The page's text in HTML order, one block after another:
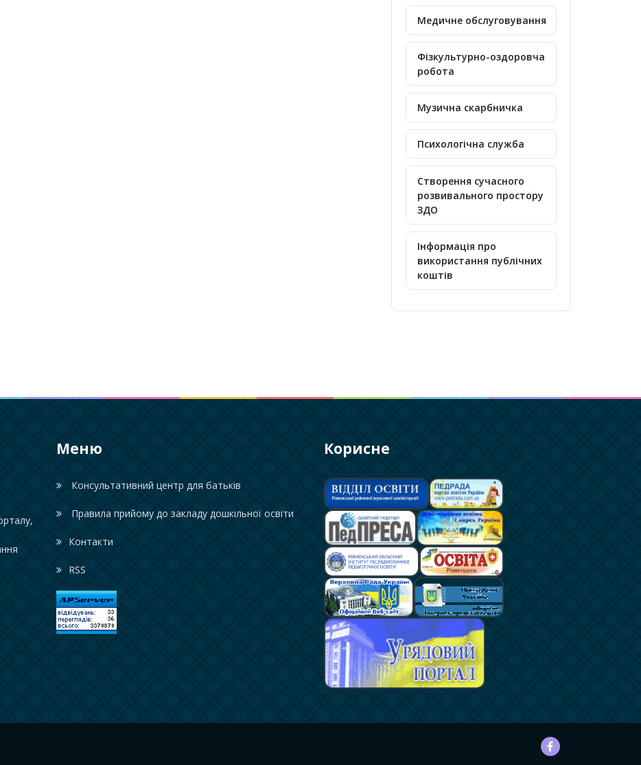
Медичне обслуговування
Фізкультурно-оздоровча
робота
Музична скарбничка
Психологічна служба
Створення сучасного
розвивального простору
ЗДО
Інформація про
використання публічних
коштів
Меню
Консультативний центр для батьків
Правила прийому до закладу дошкільної освіти
Контакти
RSS
Корисне